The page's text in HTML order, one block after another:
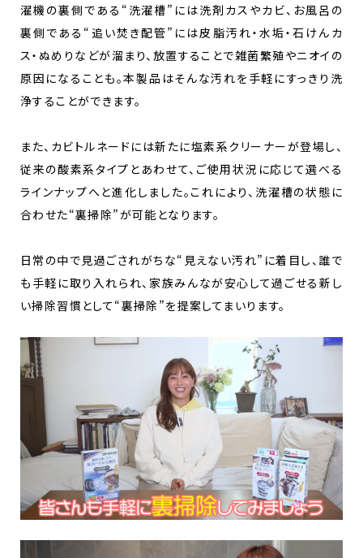
濯機の裏側である“洗濯槽”には洗剤カスやカビ、お風呂の
裏側である“追い焚き配管”には皮脂汚れ・水垢・石けんカ
ス・ぬめりなどが溜まり、放置することで雑菌繁殖やニオイの
原因になることも。本製品はそんな汚れを手軽にすっきり洗
浄することができます。
また、カビトルネードには新たに塩素系クリーナーが登場し、
従来の酸素系タイプとあわせて、ご使用状況に応じて選べる
ラインナップへと進化しました。これにより、洗濯槽の状態に
合わせた“裏掃除”が可能となります。
日常の中で見過ごされがちな“見えない汚れ”に着目し、誰で
も手軽に取り入れられ、家族みんなが安心して過ごせる新し
い掃除習慣として“裏掃除”を提案してまいります。